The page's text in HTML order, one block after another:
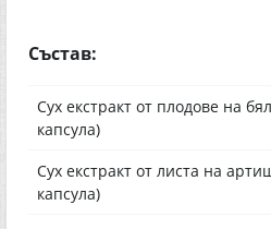
Състав:
Сух екстракт от плодове на
капсула)
Сух екстракт от листа на
капсула)